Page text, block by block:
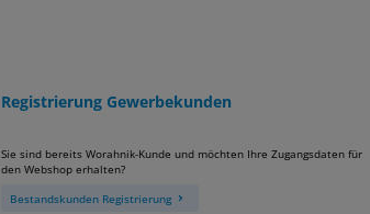
Registrierung Gewerbekunden
Sie sind bereits Worahnik-Kunde und möchten Ihre Zugangsdaten für
den Webshop erhalten?
Bestandskunden Registrierung